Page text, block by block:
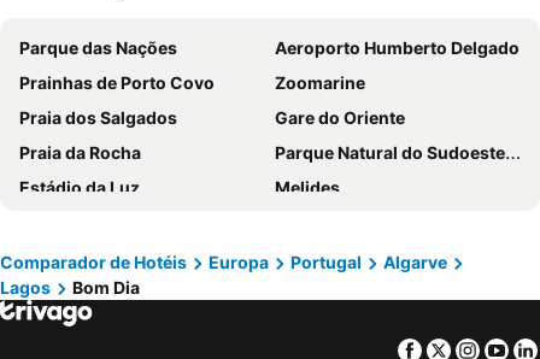
Turim Presidente Hotel
Hotel Algarve Casino
Quinta do Mar - Country & Sea Village
Pelican Alvor
Portimão Center Hotel
Hotel Avenida Praia
Pestana Alvor Praia
NH Lagos Algarve Resort
Carvoeiro Garden Hotel
Vila Gale Lagos
The Editory By The Sea Lagos
Wyndham Residences Alvor Beach
Pestana Alvor Beach Villas
Luz Bay Hotel
Parque das Nações
Aeroporto Humberto Delgado
Prainhas de Porto Covo
Zoomarine
Praia dos Salgados
Gare do Oriente
Praia da Rocha
Parque Natural do Sudoeste Alentejano e Costa Vicentina
Estádio da Luz
Melides
Barragem do Alqueva
Praia da Comporta
MEO Arena
Parque das Nações
Comparador de Hotéis Europa Portugal
Algarve
Lagos
Bom Dia
Facebook
Twitter